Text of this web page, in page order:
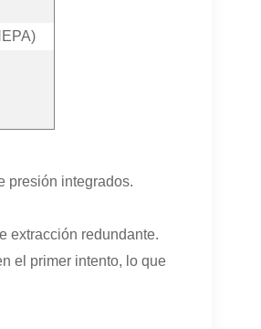
presión integrados.
extracción redundante.
el primer intento, lo que